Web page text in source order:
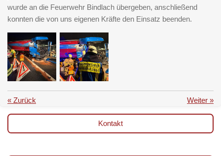
wurde an die Feuerwehr Bindlach übergeben, anschließend
konnten die von uns eigenen Kräfte den Einsatz beenden.
« Zurück Weiter »
Kontakt